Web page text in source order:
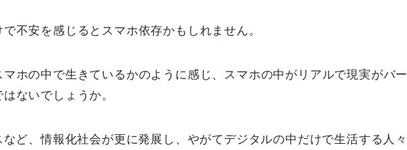
不安を感じるとスマホ依存かもしれません。
ホの中で生きているかのように感じ、スマホの中がリアルで現実がバー
ないでしょうか。
ど、情報化社会が更に発展し、やがてデジタルの中だけで生活する人々